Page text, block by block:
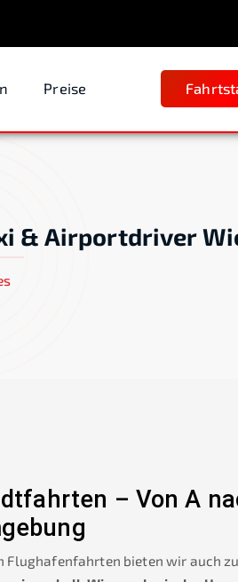
Preise
& Airportdriver
– Von A
Flughafenfahrten bieten wir auch